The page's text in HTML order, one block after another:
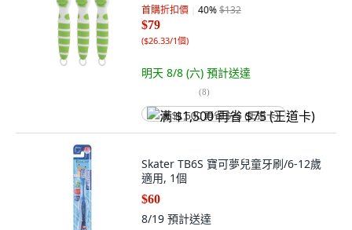
首購折扣價 40%$132
$79
($26.33/1個)
明天 8/8 (六) 預計送達
(8)
满 $1,500 再省 $75 (王道卡)
Skater TB6S 寶可夢兒童牙刷/6-12歲
適用, 1個
$60
8/19 預計送達